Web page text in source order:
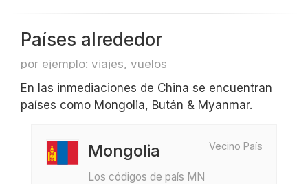
Países alrededor
por ejemplo: viajes, vuelos
En las inmediaciones de China se encuentran
países como Mongolia, Bután & Myanmar.
Vecino País
Mongolia
Los códigos de país MN